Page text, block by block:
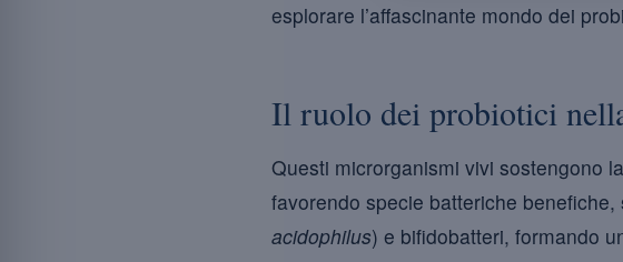
esplorare l’affascinante mondo dei
Il ruolo dei probiotici
Questi microrganismi vivi sostengono
favorendo specie batteriche benefiche,
acidophilus) e bifidobatteri, formando